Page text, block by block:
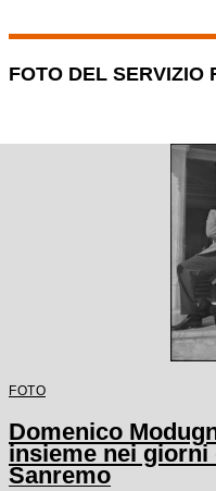
FOTO DEL SERVIZIO
FOTO
Domenico
insieme nei giorni
Sanremo